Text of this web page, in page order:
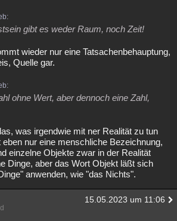
gibt es weder Raum, noch Zeit!
wieder nur eine Tatsachenbehauptung,
Quelle gar.
ohne Wert, aber dennoch eine Zahl,
was irgendwie mit ner Realität zu tun
eben nur eine menschliche Bezeichnung,
einzelne Objekte zwar in der Realität
Dinge, aber das Wort Objekt läßt sich
anwenden, wie "das Nichts".
15.05.2023 um 11:06